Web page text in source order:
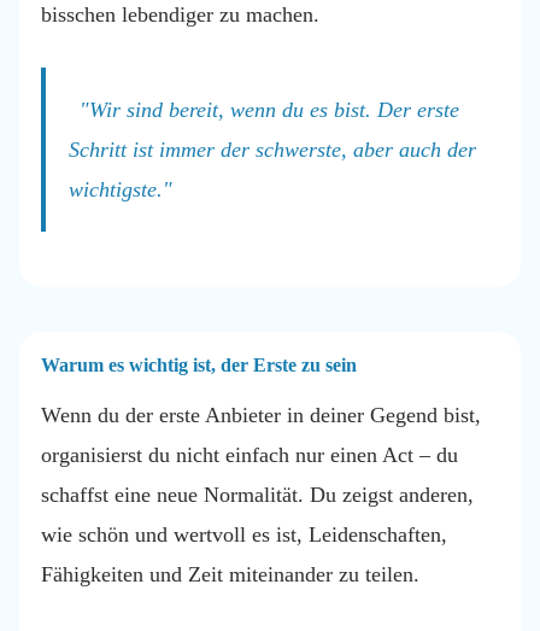
bisschen lebendiger zu machen.
"Wir sind bereit, wenn du es bist. Der erste
Schritt ist immer der schwerste, aber auch der
wichtigste."
Warum es wichtig ist, der Erste zu sein
Wenn du der erste Anbieter in deiner Gegend bist,
organisierst du nicht einfach nur einen Act – du
schaffst eine neue Normalität. Du zeigst anderen,
wie schön und wertvoll es ist, Leidenschaften,
Fähigkeiten und Zeit miteinander zu teilen.